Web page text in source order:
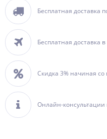
Бесплатная доставка
Бесплатная доставка
Скидка 3% начиная со
Онлайн-